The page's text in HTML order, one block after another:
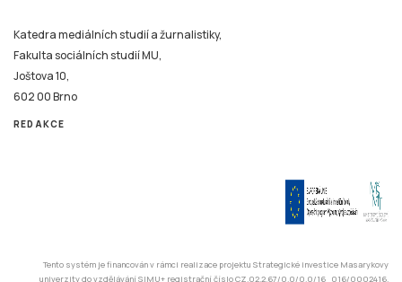
Joštova 10,
602 00 Brno
REDAKCE
Tento systém je financován v rámci realizace projektu Strategické investice Masarykovy